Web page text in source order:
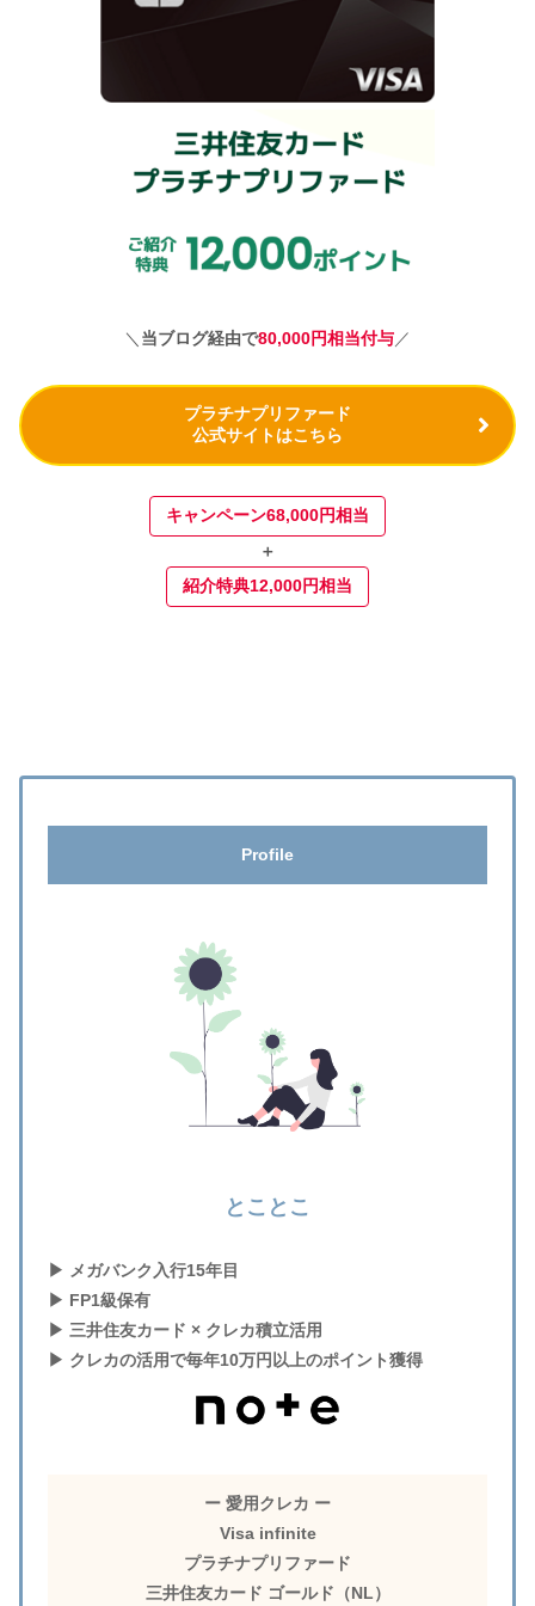
＼ 当ブログ経由で80,000円相当付与／
プラチナプリファード
公式サイトはこちら
キャンペーン68,000円相当
＋
紹介特典12,000円相当
Profile
とことこ
▶︎ メガバンク入行15年目
▶︎ FP1級保有
▶︎ 三井住友カード × クレカ積立活用
▶︎ クレカの活用で毎年10万円以上のポイント獲得
ー 愛用クレカ ー
Visa infinite
プラチナプリファード
三井住友カード ゴールド（NL）